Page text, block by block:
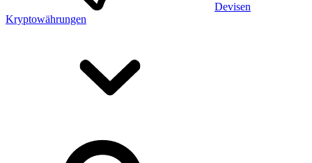
Devisen
Kryptowährungen